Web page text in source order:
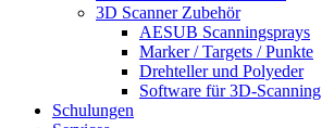
3D Scanner Zubehör
AESUB Scanningsprays
Marker / Targets / Punkte
Drehteller und Polyeder
Software für 3D-Scanning
Schulungen